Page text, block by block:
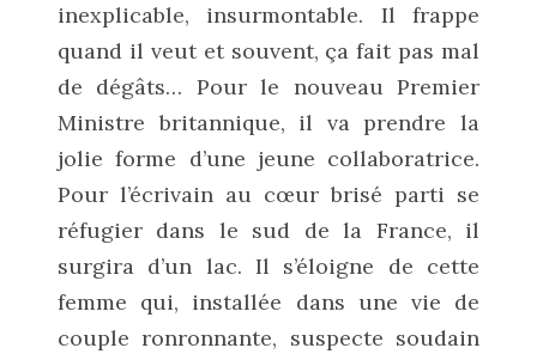
inexplicable, insurmontable. Il frappe
quand il veut et souvent, ça fait pas mal
de dégâts… Pour le nouveau Premier
Ministre britannique, il va prendre la
jolie forme d’une jeune collaboratrice.
Pour l’écrivain au cœur brisé parti se
réfugier dans le sud de la France, il
surgira d’un lac. Il s’éloigne de cette
femme qui, installée dans une vie de
couple ronronnante, suspecte soudain